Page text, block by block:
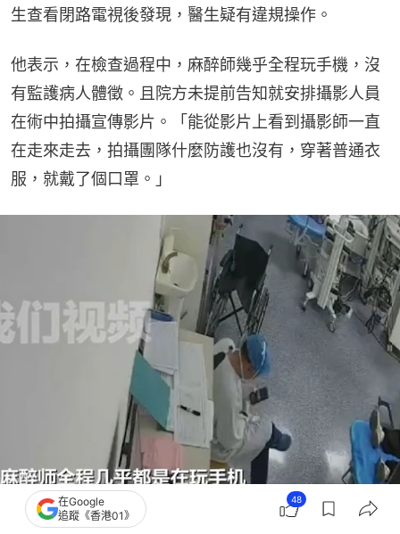
生查看閉路電視後發現，醫生疑有違規操作。
他表示，在檢查過程中，麻醉師幾乎全程玩手機，沒
有監護病人體徵。且院方未提前告知就安排攝影人員
在術中拍攝宣傳影片。「能從影片上看到攝影師一直
在走來走去，拍攝團隊什麼防護也沒有，穿著普通衣
服，就戴了個口罩。」
在Google
追蹤《香港01》
48